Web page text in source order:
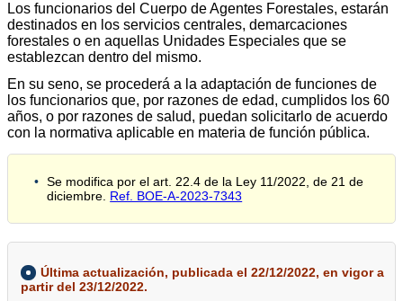
Los funcionarios del Cuerpo de Agentes Forestales, estarán
destinados en los servicios centrales, demarcaciones
forestales o en aquellas Unidades Especiales que se
establezcan dentro del mismo.
En su seno, se procederá a la adaptación de funciones de
los funcionarios que, por razones de edad, cumplidos los 60
años, o por razones de salud, puedan solicitarlo de acuerdo
con la normativa aplicable en materia de función pública.
Se modifica por el art. 22.4 de la Ley 11/2022, de 21 de
diciembre. Ref. BOE-A-2023-7343
Última actualización, publicada el 22/12/2022, en vigor a
partir del 23/12/2022.